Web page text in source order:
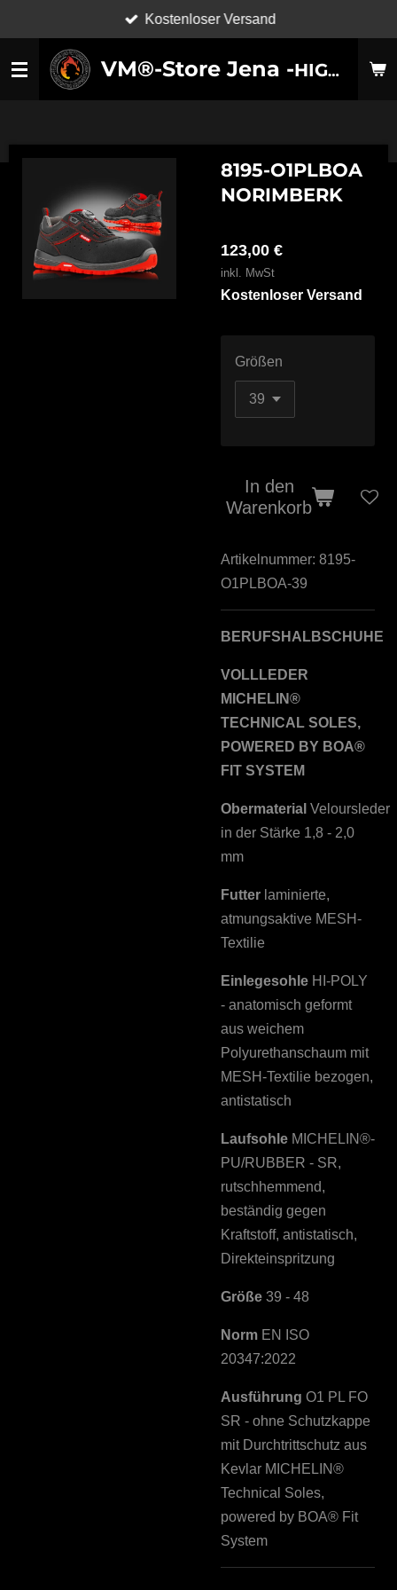
springen
VM®-Store Jena -HIGH-TECHNOLOGY SHOES-
Kostenloser Versand
8195-O1PLBOA
NORIMBERK
123,00 €
inkl. MwSt
Kostenloser Versand
Größen
In den
Warenkorb
Artikelnummer: 8195-
O1PLBOA-39
BERUFSHALBSCHUHE
VOLLLEDER
MICHELIN®
TECHNICAL SOLES,
POWERED BY BOA®
FIT SYSTEM
Obermaterial Veloursleder
in der Stärke 1,8 - 2,0
mm
Futter laminierte,
atmungsaktive MESH-
Textilie
Einlegesohle HI-POLY
- anatomisch geformt
aus weichem
Polyurethanschaum mit
MESH-Textilie bezogen,
antistatisch
Laufsohle MICHELIN®-
PU/RUBBER - SR,
rutschhemmend,
beständig gegen
Kraftstoff, antistatisch,
Direkteinspritzung
Größe 39 - 48
Norm EN ISO
20347:2022
Ausführung O1 PL FO
SR - ohne Schutzkappe
mit Durchtrittschutz aus
Kevlar MICHELIN®
Technical Soles,
powered by BOA® Fit
System